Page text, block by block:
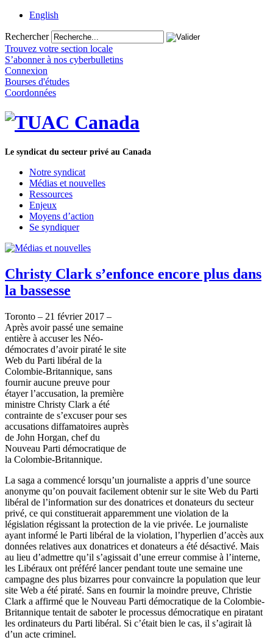
English
Rechercher
Trouvez votre section locale
S’abonner à nos cyberbulletins
Connexion
Bourses d'études
Coordonnées
Le syndicat du secteur privé au Canada
Notre syndicat
Médias et nouvelles
Ressources
Enjeux
Moyens d’action
Se syndiquer
Christy Clark s’enfonce encore plus dans
la bassesse
Toronto – 21 février 2017 –
Après avoir passé une semaine
entière à accuser les Néo-
démocrates d’avoir piraté le site
Web du Parti libéral de la
Colombie-Britannique, sans
fournir aucune preuve pour
étayer l’accusation, la première
ministre Christy Clark a été
contrainte de s’excuser pour ses
accusations diffamatoires auprès
de John Horgan, chef du
Nouveau Parti démocratique de
la Colombie-Britannique.
La saga a commencé lorsqu’un journaliste a appris d’une source
anonyme qu’on pouvait facilement obtenir sur le site Web du Parti
libéral de l’information sur des donatrices et donateurs du secteur
privé, ce qui constituerait apparemment une violation de la
législation régissant la protection de la vie privée. Le journaliste
ayant informé le Parti libéral de la violation, l’hyperlien d’accès aux
données relatives aux donatrices et donateurs a été désactivé. Mais
au lieu d’admettre qu’il s’agissait d’une erreur commise à l’interne,
les Libéraux ont préféré lancer pendant toute une semaine une
campagne des plus bizarres pour convaincre la population que leur
site Web a été piraté. Sans en fournir la moindre preuve, Christie
Clark a affirmé que le Nouveau Parti démocratique de la Colombie-
Britannique tentait de saboter le processus démocratique en piratant
les ordinateurs du Parti libéral. Si c’était bien le cas, il s’agirait là
d’un acte criminel.